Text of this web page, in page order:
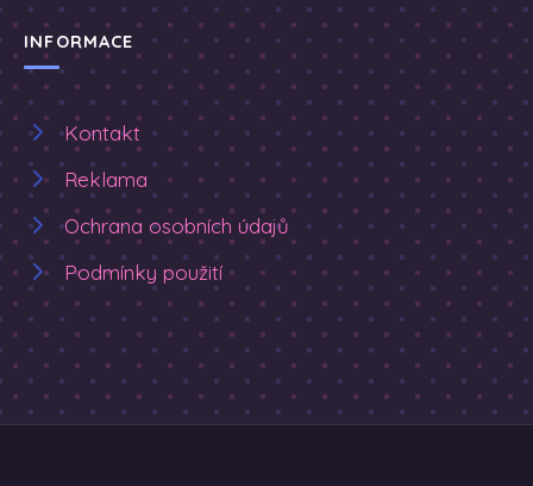
INFORMACE
Kontakt
Reklama
Ochrana osobních údajů
Podmínky použití